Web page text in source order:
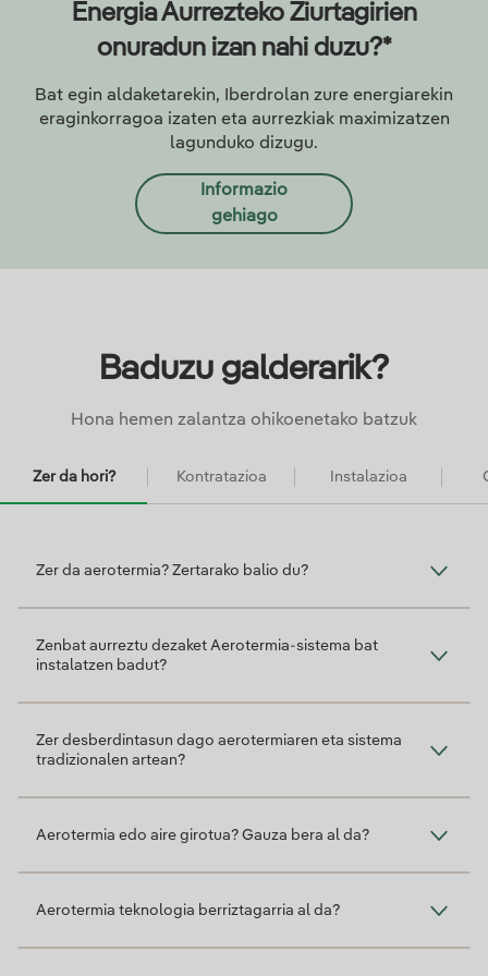
Energia Aurrezteko Ziurtagirien
onuradun izan nahi duzu?*
Bat egin aldaketarekin, Iberdrolan zure energiarekin
eraginkorragoa izaten eta aurrezkiak maximizatzen
lagunduko dizugu.
Informazio
gehiago
Baduzu galderarik?
Hona hemen zalantza ohikoenetako batzuk
Zer da hori? Kontratazioa Instalazioa
Zer da aerotermia? Zertarako balio du?
Zenbat aurreztu dezaket Aerotermia-sistema bat
instalatzen badut?
Zer desberdintasun dago aerotermiaren eta sistema
tradizionalen artean?
Aerotermia edo aire girotua? Gauza bera al da?
Aerotermia teknologia berriztagarria al da?